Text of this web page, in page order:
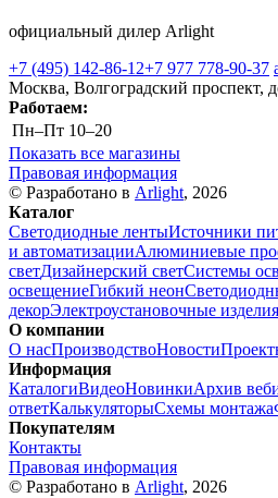
официальный дилер Arlight
+7 (495) 142-86-12+7 977 778-90-37
Москва, Волгоградский проспект,
Работаем:
Пн–Пт 10–20
Показать все магазины
Правовая информация
© Разработано в Arlight, 2026
Каталог
Светодиодные лентыИсточники
и автоматизацииАлюминиевые
светДизайнерский светСистемы
освещениеГибкий неон
декорЭлектроустановочные изделия
О компании
О насПроизводствоНовости
Информация
КаталогиВидеоНовинкиАрхив
ответКалькуляторыСхемы монтажа
Покупателям
Контакты
Правовая информация
© Разработано в Arlight, 2026